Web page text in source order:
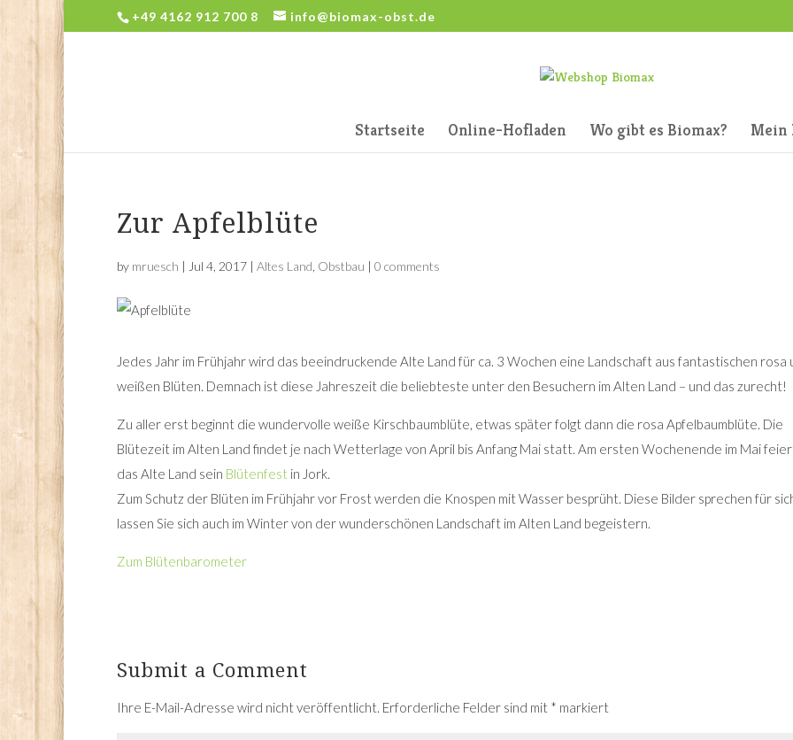
+49 4162 912 700 8 info@biomax-obst.de
Startseite Online-Hofladen Wo gibt es Biomax? Mein
Zur Apfelblüte
by mruesch | Jul 4, 2017 | Altes Land Obstbau | 0 comments
Jedes Jahr im Frühjahr wird das beeindruckende Alte Land für ca. 3 Wochen eine Landschaft aus fantastischen rosa
weißen Blüten. Demnach ist diese Jahreszeit die beliebteste unter den Besuchern im Alten Land – und das zurecht!
Zu aller erst beginnt die wundervolle weiße Kirschbaumblüte, etwas später folgt dann die rosa Apfelbaumblüte. Die
Blütezeit im Alten Land findet je nach Wetterlage von April bis Anfang Mai statt. Am ersten Wochenende im Mai
das Alte Land sein Blütenfest in Jork.
Zum Schutz der Blüten im Frühjahr vor Frost werden die Knospen mit Wasser besprüht. Diese Bilder sprechen für
lassen Sie sich auch im Winter von der wunderschönen Landschaft im Alten Land begeistern.
Zum Blütenbarometer
Submit a Comment
Ihre E-Mail-Adresse wird nicht veröffentlicht. Erforderliche Felder sind mit * markiert